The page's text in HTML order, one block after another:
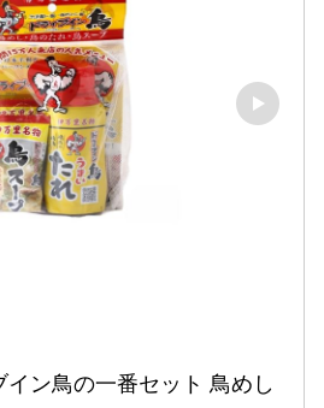
ン鳥の一番セット 鳥めし